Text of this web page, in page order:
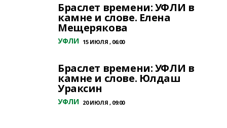
Браслет времени: УФЛИ в
камне и слове. Елена
Мещерякова
УФЛИ 15 ИЮЛЯ , 06:00
Браслет времени: УФЛИ в
камне и слове. Юлдаш
Ураксин
УФЛИ 20 ИЮЛЯ , 09:00